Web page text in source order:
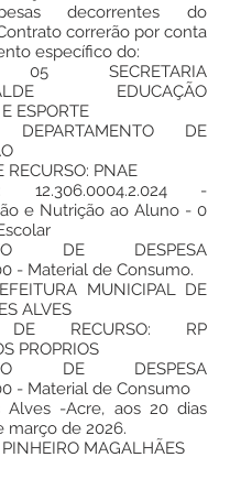
decorrentes do
correrão por conta
específico do:
SECRETARIA
EDUCAÇÃO
ESPORTE
DEPARTAMENTO DE
RECURSO: PNAE
12.306.0004.2.024-
e Nutrição ao Aluno - 0
DE DESPESA
- Material de Consumo.
MUNICIPAL DE
ALVES
DE RECURSO: RP
PROPRIOS
DE DESPESA
- Material de Consumo
Alves -Acre, aos 20 dias
março de 2026.
MAGALHÃES